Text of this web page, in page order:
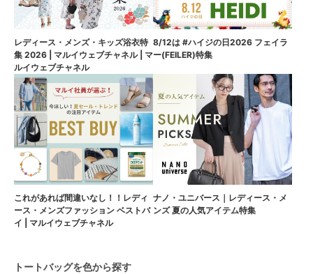
レディース・メンズ・キッズ浴衣特
集 2026 | マルイウェブチャネル | マ
ルイウェブチャネル
8/12は #ハイジの日2026 フェイラ
ー(FEILER)特集
これがあれば間違いなし！！レディ
ース・メンズファッション ベストバ
イ | マルイウェブチャネル
ナノ・ユニバース｜レディース・メ
ンズ 夏の人気アイテム特集
トートバッグを色から探す